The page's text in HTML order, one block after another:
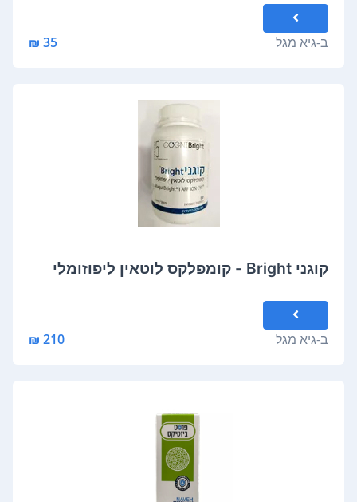
ב-גיא מגל 35 ₪
קוגני Bright - קומפלקס לוטאין ליפוזומלי
ב-גיא מגל 210 ₪